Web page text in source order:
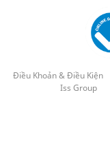
Điều Khoản & Điều Kiện
Iss Group